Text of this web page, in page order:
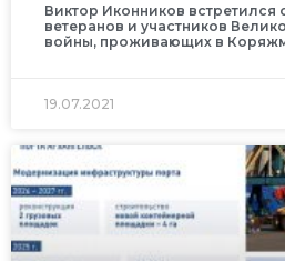
Виктор Иконников встретился
ветеранов и участников
войны, проживающих в
19.07.2021